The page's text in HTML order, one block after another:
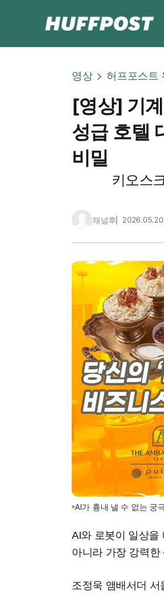
영상 허프포스트
[영상] 기
성급 호텔
비밀
키오스
채널후
AI가 흉내 낼 수 없는 궁
AI와 로봇이 일상을
아니라 가장 강력
조정욱 앰배서더 서